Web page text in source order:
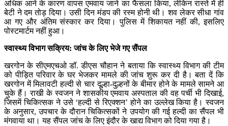
अधिक आने के कारण वापस एमवाय जाने का फैसला किया, लेकिन रास्ते में ही
बेटी ने दम तोड़ दिया। उसी दिन मंडप की रस्म होनी थी। शव लेकर सीधा गांव
आ गए और अंतिम संस्कार कर दिया। पुलिस में शिकायत नहीं की, इसलिए
पोस्टमार्टम नहीं हुआ।
स्वास्थ्य विभाग सक्रिय: जांच के लिए भेजे गए सैंपल
खरगोन के सीएमएचओ डॉ. डीएस चौहान ने बताया कि स्वास्थ्य विभाग की टीम
को पीड़ित परिवार के घर भेजकर मामले की जांच शुरू कर दी है। बता दें कि
खरगोन में मिलावटी हल्दी से चार दूल्हा-दुल्हनों के बीमार होने के मामले सामने आ
चुके हैं। राखी के स्वजन ने शासकीय एमवाय अस्पताल की वह पर्ची भी दिखाई,
जिसमें चिकित्सक ने उसे ‘हल्दी से रिएक्शन’ होने का उल्लेख किया है। स्वजन
के अनुसार, उपचार के दौरान चिकित्सकों ने उपयोग की गई हल्दी का सैंपल भी
मंगवाया था। यह सैंपल जांच के लिए इंदौर के खाद्य विभाग को दिया गया है।